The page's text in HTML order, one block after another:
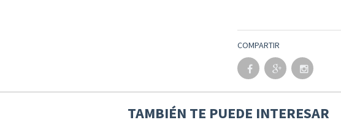
COMPARTIR
TAMBIÉN TE PUEDE INTERESAR